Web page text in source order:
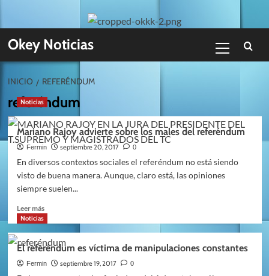
content
Okey Noticias
primario
INICIO REFERÉNDUM
referéndum
Noticias
Mariano Rajoy advierte sobre los males del referéndum
Fermin septiembre 20, 2017 0
En diversos contextos sociales el referéndum no está siendo
visto de buena manera. Aunque, claro está, las opiniones
siempre suelen...
Leer másLeer
más
Mariano
Rajoy
advierte
Noticias
El referéndum es víctima de manipulaciones constantes
Fermin septiembre 19, 2017 0